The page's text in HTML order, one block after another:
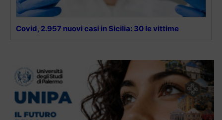
Covid, 2.957 nuovi casi in Sicilia: 30 le vittime